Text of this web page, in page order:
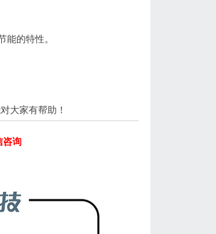
能的特性。
大家有帮助！
咨询